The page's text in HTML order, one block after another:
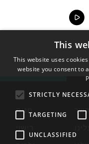
חנות
This
This website uses
website you consent to
STRICTLY
TARGETING
UNCLASSIFIED